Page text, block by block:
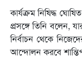
কার্যক্রম নিষিদ্ধ
প্রসঙ্গে তিনি বলেন,
নির্বাচন থেকে
আন্দোলন করবে